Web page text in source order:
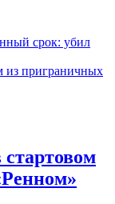
срок: убил
из приграничных